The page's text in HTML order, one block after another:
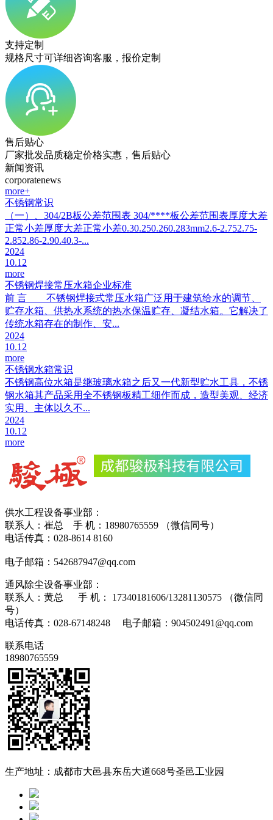
支持定制
规格尺寸可详细咨询客服，报价定制
售后贴心
厂家批发品质稳定价格实惠，售后贴心
新闻资讯
corporatenews
more+
不锈钢常识
（一）、304/2B板公差范围表 304/****板公差范围表厚度大差
正常小差厚度大差正常小差0.30.250.260.283mm2.6-2.752.75-
2.852.86-2.90.40.3-...
2024
10.12
more
不锈钢焊接常压水箱企业标准
前 言 不锈钢焊接式常压水箱广泛用于建筑给水的调节、
贮存水箱、供热水系统的热水保温贮存、凝结水箱。它解决了
传统水箱存在的制作、安...
2024
10.12
more
不锈钢水箱常识
不锈钢高位水箱是继玻璃水箱之后又一代新型贮水工具，不锈
钢水箱其产品采用全不锈钢板精工细作而成，造型美观、经济
实用、主体以久不...
2024
10.12
more
供水工程设备事业部：
联系人：崔总 手 机：18980765559 （微信同号）
电话传真：028-8614 8160
电子邮箱：542687947@qq.com
通风除尘设备事业部：
联系人：黄总 手 机： 17340181606/13281130575 （微信同
号）
电话传真：028-67148248 电子邮箱：904502491@qq.com
联系电话
18980765559
生产地址：成都市大邑县东岳大道668号圣邑工业园